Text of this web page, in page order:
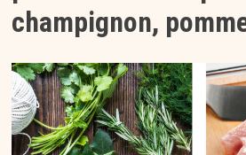
champignon,